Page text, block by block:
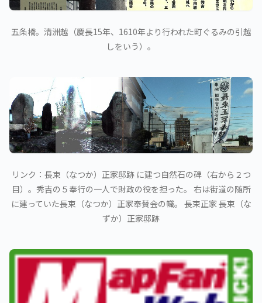
五条橋。清洲越（慶長15年、1610年より行われた町ぐるみの引越
しをいう）。
リンク：長束（なつか）正家邸跡 に建つ自然石の碑（右から２つ
目）。秀吉の５奉行の一人で財政の役を担った。 右は街道の随所
に建っていた長束（なつか）正家奉賛会の幟。 長束正家 長束（な
ずか）正家邸跡